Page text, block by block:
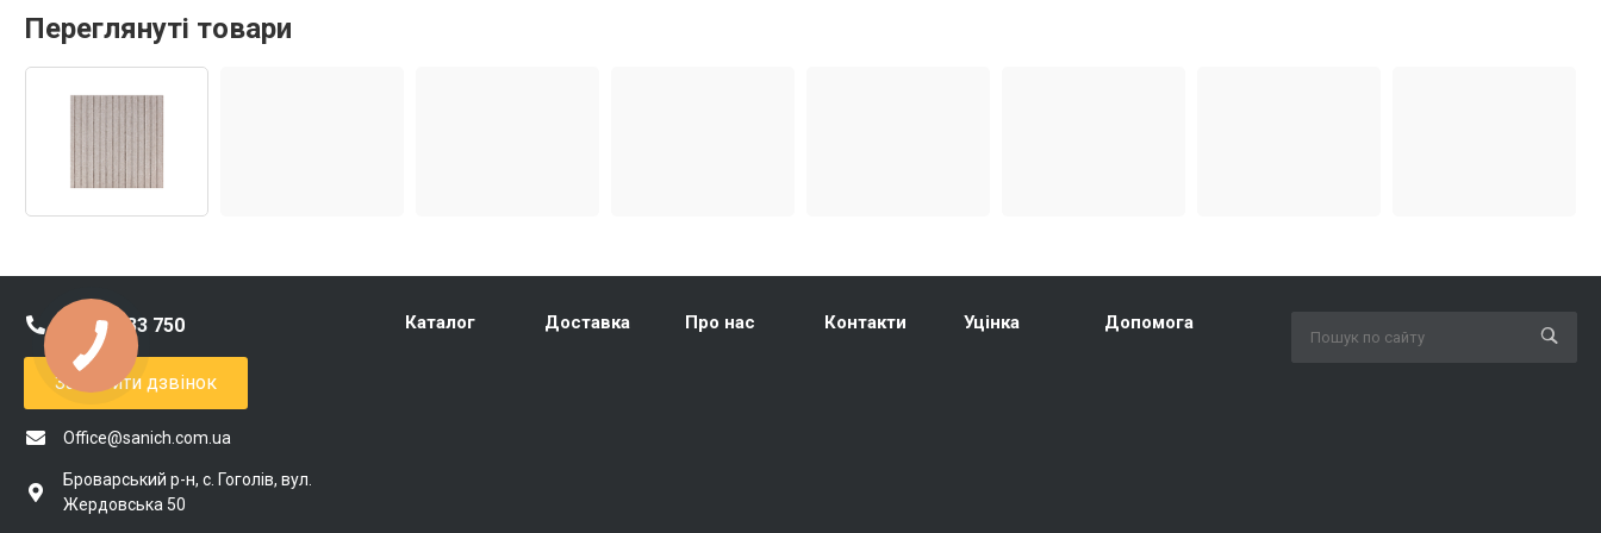
Переглянуті товари
0 800 333 750
Замовити дзвінок
Office@sanich.com.ua
Броварський р-н, с. Гоголів, вул.
Жердовська 50
Каталог Доставка Про нас Контакти Уцінка Допомога